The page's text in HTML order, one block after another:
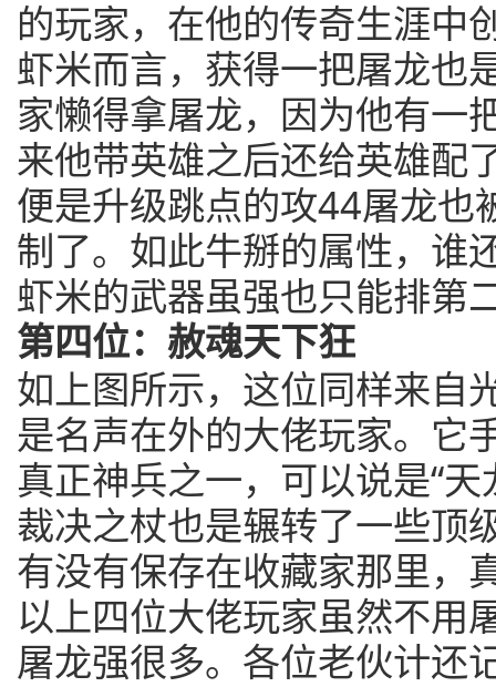
的玩家，在他的传奇生涯中
虾米而言，获得一把屠龙也
家懒得拿屠龙，因为他有一
来他带英雄之后还给英雄配
便是升级跳点的攻44屠龙也
制了。如此牛掰的属性，谁
虾米的武器虽强也只能排第
第四位：赦魂天下狂
如上图所示，这位同样来自
是名声在外的大佬玩家。它
真正神兵之一，可以说是“
裁决之杖也是辗转了一些顶
有没有保存在收藏家那里，
以上四位大佬玩家虽然不用
屠龙强很多。各位老伙计还